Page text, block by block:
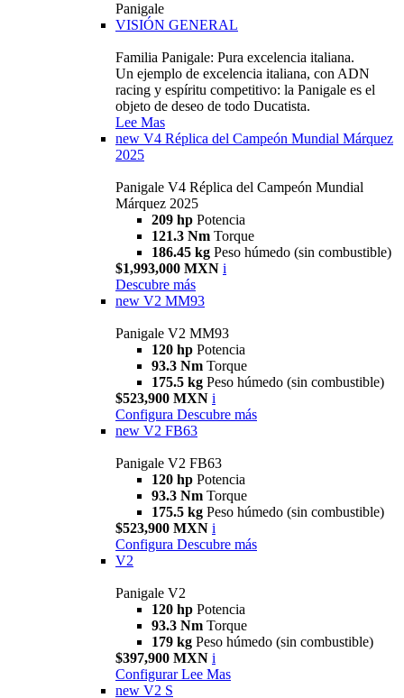
Panigale
VISIÓN GENERAL
Familia Panigale: Pura excelencia italiana.
Un ejemplo de excelencia italiana, con ADN
racing y espíritu competitivo: la Panigale es el
objeto de deseo de todo Ducatista.
Lee Mas
new V4 Réplica del Campeón Mundial Márquez
2025
Panigale V4 Réplica del Campeón Mundial
Márquez 2025
209 hp Potencia
121.3 Nm Torque
186.45 kg Peso húmedo (sin combustible)
$1,993,000 MXN i
Descubre más
new V2 MM93
Panigale V2 MM93
120 hp Potencia
93.3 Nm Torque
175.5 kg Peso húmedo (sin combustible)
$523,900 MXN i
Configura Descubre más
new V2 FB63
Panigale V2 FB63
120 hp Potencia
93.3 Nm Torque
175.5 kg Peso húmedo (sin combustible)
$523,900 MXN i
Configura Descubre más
V2
Panigale V2
120 hp Potencia
93.3 Nm Torque
179 kg Peso húmedo (sin combustible)
$397,900 MXN i
Configurar Lee Mas
new V2 S